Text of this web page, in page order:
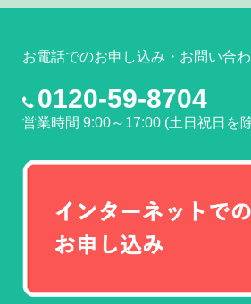
お電話でのお申し込み・お問い合
0120-59-8704
営業時間 9:00～17:00 (土日祝日を